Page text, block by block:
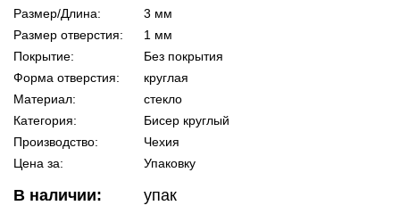
Размер/Длина:
3 мм
Размер отверстия:
1 мм
Покрытие:
Без покрытия
Форма отверстия:
круглая
Материал:
стекло
Категория:
Бисер круглый
Производство:
Чехия
Цена за:
Упаковку
В наличии: упак